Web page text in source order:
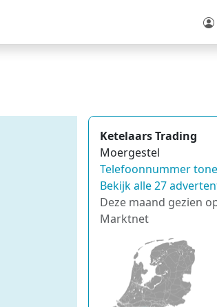
Ketelaars Trading
Moergestel
Telefoonnummer
Bekijk alle 27
Deze maand gezien
Marktnet